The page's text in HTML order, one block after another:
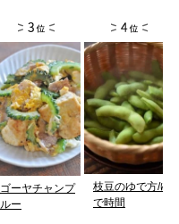
ゴーヤチャンプ
ルー
枝豆のゆで方/ゆ
で時間